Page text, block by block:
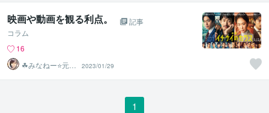
映画や動画を観る利点。
記事
コラム
16
☘みなねー⭐️元総
務部長☘
2023/01/29
1